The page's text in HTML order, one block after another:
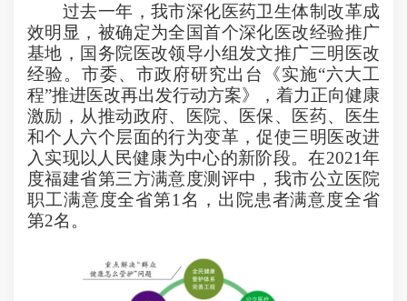
过去一年，我市深化医药卫生体制改革成
效明显，被确定为全国首个深化医改经验推广
基地，国务院医改领导小组发文推广三明医改
经验。市委、市政府研究出台《实施“六大工
程”推进医改再出发行动方案》，着力正向健康
激励，从推动政府、医院、医保、医药、医生
和个人六个层面的行为变革，促使三明医改进
入实现以人民健康为中心的新阶段。在2021年
度福建省第三方满意度测评中，我市公立医院
职工满意度全省第1 名，出院患者满意度全省
第2名。